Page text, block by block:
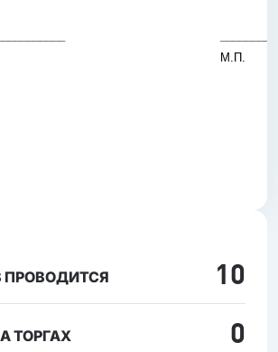
М.П.
10
ТОРГАХ 0